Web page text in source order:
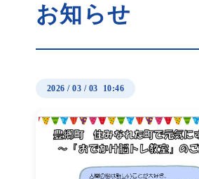
お知らせ
2026 /03 / 03 10:46